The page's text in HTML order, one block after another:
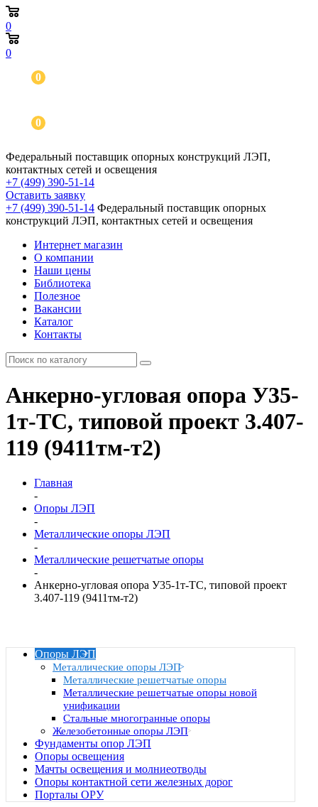
0
0
0
0
Федеральный поставщик опорных конструкций ЛЭП,
контактных сетей и освещения
+7 (499) 390-51-14
Оставить заявку
+7 (499) 390-51-14 Федеральный поставщик опорных
конструкций ЛЭП, контактных сетей и освещения
Интернет магазин
О компании
Наши цены
Библиотека
Полезное
Вакансии
Каталог
Контакты
Анкерно-угловая опора У35-
1т-ТС, типовой проект 3.407-
119 (9411тм-т2)
Главная
-
Опоры ЛЭП
-
Металлические опоры ЛЭП
-
Металлические решетчатые опоры
-
Анкерно-угловая опора У35-1т-ТС, типовой проект
3.407-119 (9411тм-т2)
Опоры ЛЭП
Металлические опоры ЛЭП
Металлические решетчатые опоры
Металлические решетчатые опоры новой
унификации
Стальные многогранные опоры
Железобетонные опоры ЛЭП
Фундаменты опор ЛЭП
Опоры освещения
Мачты освещения и молниеотводы
Опоры контактной сети железных дорог
Порталы ОРУ